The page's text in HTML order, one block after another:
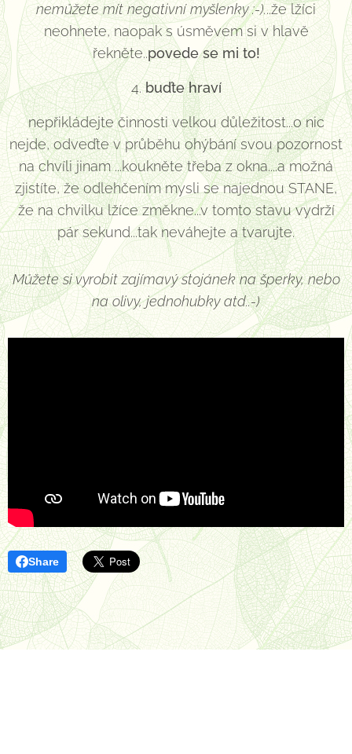
nemůžete mít negativní myšlenky :-)...že lžíci
neohnete, naopak s úsměvem si v hlavě
řekněte..povede se mi to!
4.buďte hraví
nepřikládejte činnosti velkou důležitost...o nic
nejde, odveďte v průběhu ohýbání svou pozornost
na chvíli jinam ...koukněte třeba z okna....a možná
zjistíte, že odlehčením mysli se najednou STANE,
že na chvilku lžíce změkne...v tomto stavu vydrží
pár sekund...tak neváhejte a tvarujte.
Můžete si vyrobit zajímavý stojánek na šperky,nebo
na olivy, jednohubky atd..-)
Share